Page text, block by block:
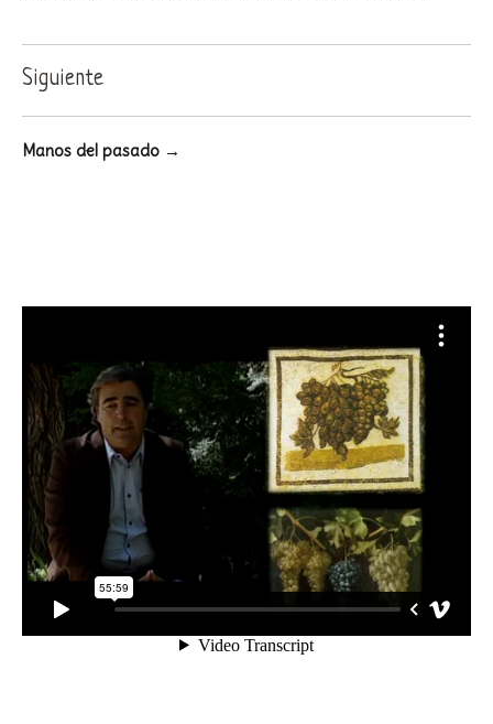
Siguiente
Manos del pasado →